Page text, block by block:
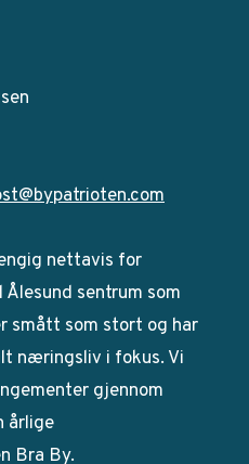
nettavis for
sentrum som
smått som stort og har
næringsliv i fokus. Vi
gjennom
årlige
Bra By.